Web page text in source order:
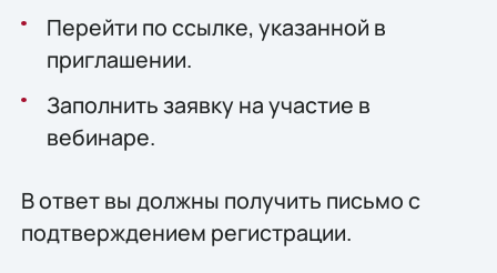
Перейти по ссылке, указанной в
приглашении.
Заполнить заявку на участие в
вебинаре.
В ответ вы должны получить письмо с
подтверждением регистрации.